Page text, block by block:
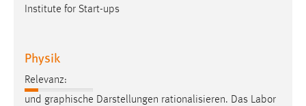
Institute for Start-ups
Physik
Relevanz:
und graphische Darstellungen rationalisieren. Das Labor